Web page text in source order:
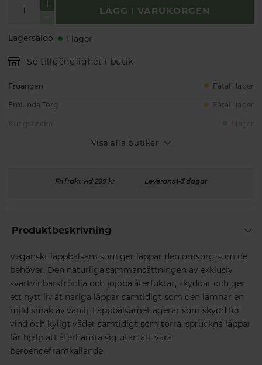
LÄGG I VARUKORGEN
Lagersaldo: I lager
Se tillgänglighet i butik
Fruängen Fåtal i lager
Frölunda Torg Fåtal i lager
Visa alla butiker
Fri frakt vid 299 kr Leverans 1-3 dagar
Produktbeskrivning
Veganskt läppbalsam som ger läppar den omsorg som de
behöver. Den naturliga sammansättningen av exklusiv
svartvinbärsfröolja och jojoba återfuktar, skyddar och ger
ett nytt liv åt nariga läppar samtidigt som den lämnar en
mild smak av vanilj. Läppbalsamet agerar som skydd för
vind och kyligt väder samtidigt som torra, spruckna läppar
får hjälp att återhämta sig utan att vara
beroendeframkallande.